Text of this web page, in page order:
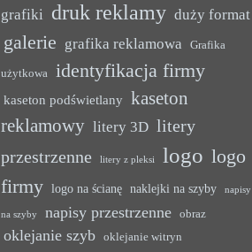
grafiki druk reklamy duży format
galerie grafika reklamowa Grafika
użytkowa identyfikacja firmy
kaseton podświetlany kaseton
reklamowy litery 3D litery
przestrzenne
litery z pleksi logo logo
firmy
logo na ścianę naklejki na szyby napisy
na szyby napisy przestrzenne obraz
oklejanie szyb oklejanie witryn